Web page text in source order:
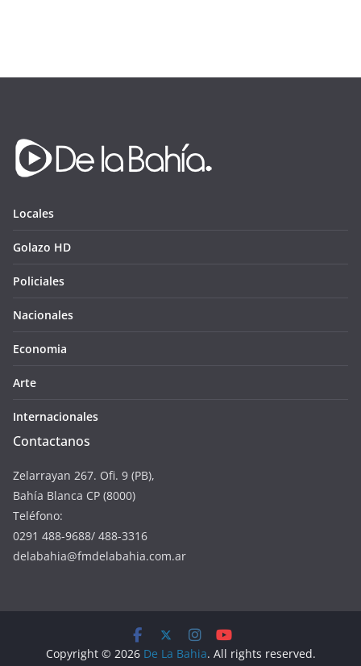
Locales
Golazo HD
Policiales
Nacionales
Economia
Arte
Internacionales
Contactanos
Zelarrayan 267. Ofi. 9 (PB),
Bahía Blanca CP (8000)
Teléfono:
0291 488-9688/ 488-3316
delabahia@fmdelabahia.com.ar
Copyright © 2026 De La Bahia. All rights reserved.